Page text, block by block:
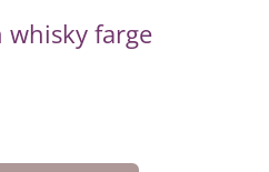
whisky farge